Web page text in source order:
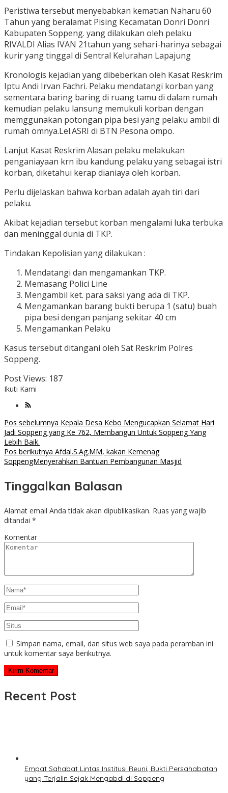
Peristiwa tersebut menyebabkan kematian Naharu 60
Tahun yang beralamat Pising Kecamatan Donri Donri
Kabupaten Soppeng. yang dilakukan oleh pelaku
RIVALDI Alias IVAN 21tahun yang sehari-harinya sebagai
kurir yang tinggal di Sentral Kelurahan Lapajung
Kronologis kejadian yang dibeberkan oleh Kasat Reskrim
Iptu Andi Irvan Fachri. Pelaku mendatangi korban yang
sementara baring baring di ruang tamu di dalam rumah
kemudian pelaku lansung memukuli korban dengan
memggunakan potongan pipa besi yang pelaku ambil di
rumah omnya.Lel.ASRI di BTN Pesona ompo.
Lanjut Kasat Reskrim Alasan pelaku melakukan
penganiayaan krn ibu kandung pelaku yang sebagai istri
korban, diketahui kerap dianiaya oleh korban.
Perlu dijelaskan bahwa korban adalah ayah tiri dari
pelaku.
Akibat kejadian tersebut korban mengalami luka terbuka
dan meninggal dunia di TKP.
Tindakan Kepolisian yang dilakukan :
Mendatangi dan mengamankan TKP.
Memasang Polici Line
Mengambil ket. para saksi yang ada di TKP.
Mengamankan barang bukti berupa 1 (satu) buah
pipa besi dengan panjang sekitar 40 cm
Mengamankan Pelaku
Kasus tersebut ditangani oleh Sat Reskrim Polres
Soppeng.
Post Views: 187
Ikuti Kami
Navigasi
pos
Pos sebelumnya Kepala Desa Kebo Mengucapkan Selamat Hari
Jadi Soppeng yang Ke 762, Membangun Untuk Soppeng Yang
Lebih Baik.
Pos berikutnya Afdal.S.Ag.MM, kakan Kemenag
SoppengMenyerahkan Bantuan Pembangunan Masjid
Tinggalkan Balasan
Alamat email Anda tidak akan dipublikasikan. Ruas yang wajib
ditandai *
Komentar
Simpan nama, email, dan situs web saya pada peramban ini
untuk komentar saya berikutnya.
Recent Post
Empat Sahabat Lintas Institusi Reuni, Bukti Persahabatan
yang Terjalin Sejak Mengabdi di Soppeng